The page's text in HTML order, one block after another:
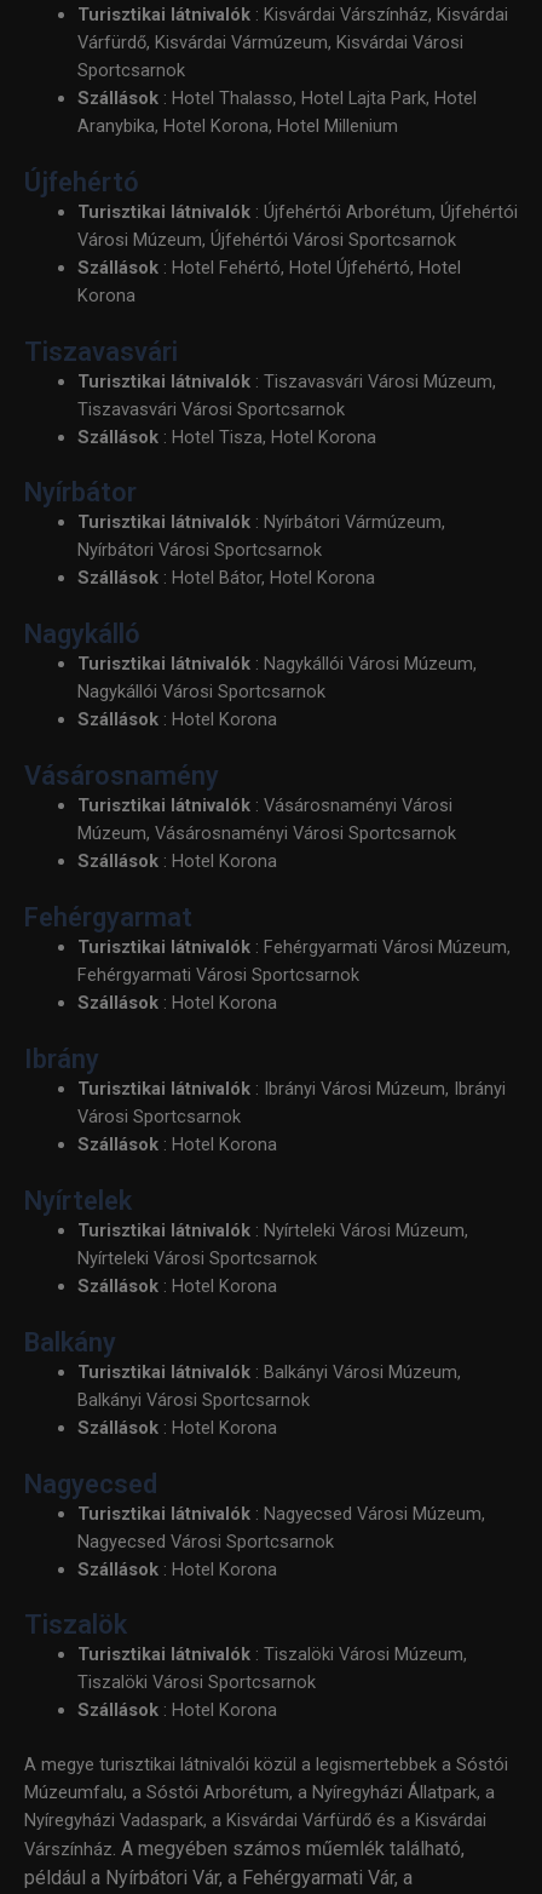
Turisztikai látnivalók: Kisvárdai Várszínház, Kisvárdai
Várfürdő, Kisvárdai Vármúzeum, Kisvárdai Városi
Sportcsarnok
Szállások: Hotel Thalasso, Hotel Lajta Park, Hotel
Aranybika, Hotel Korona, Hotel Millenium
Újfehértó
Turisztikai látnivalók: Újfehértói Arborétum, Újfehértói
Városi Múzeum, Újfehértói Városi Sportcsarnok
Szállások: Hotel Fehértó, Hotel Újfehértó, Hotel
Korona
Tiszavasvári
Turisztikai látnivalók: Tiszavasvári Városi Múzeum,
Tiszavasvári Városi Sportcsarnok
Szállások: Hotel Tisza, Hotel Korona
Nyírbátor
Turisztikai látnivalók: Nyírbátori Vármúzeum,
Nyírbátori Városi Sportcsarnok
Szállások: Hotel Bátor, Hotel Korona
Nagykálló
Turisztikai látnivalók: Nagykállói Városi Múzeum,
Nagykállói Városi Sportcsarnok
Szállások: Hotel Korona
Vásárosnamény
Turisztikai látnivalók: Vásárosnaményi Városi
Múzeum, Vásárosnaményi Városi Sportcsarnok
Szállások: Hotel Korona
Fehérgyarmat
Turisztikai látnivalók: Fehérgyarmati Városi Múzeum,
Fehérgyarmati Városi Sportcsarnok
Szállások: Hotel Korona
Ibrány
Turisztikai látnivalók: Ibrányi Városi Múzeum, Ibrányi
Városi Sportcsarnok
Szállások: Hotel Korona
Nyírtelek
Turisztikai látnivalók: Nyírteleki Városi Múzeum,
Nyírteleki Városi Sportcsarnok
Szállások: Hotel Korona
Balkány
Turisztikai látnivalók: Balkányi Városi Múzeum,
Balkányi Városi Sportcsarnok
Szállások: Hotel Korona
Nagyecsed
Turisztikai látnivalók: Nagyecsed Városi Múzeum,
Nagyecsed Városi Sportcsarnok
Szállások: Hotel Korona
Tiszalök
Turisztikai látnivalók: Tiszalöki Városi Múzeum,
Tiszalöki Városi Sportcsarnok
Szállások: Hotel Korona
A megye turisztikai látnivalói közül a legismertebbek a Sóstói
Múzeumfalu, a Sóstói Arborétum, a Nyíregyházi Állatpark, a
Nyíregyházi Vadaspark, a Kisvárdai Várfürdő és a Kisvárdai
Várszínház. A megyében számos műemlék található,
például a Nyírbátori Vár, a Fehérgyarmati Vár, a